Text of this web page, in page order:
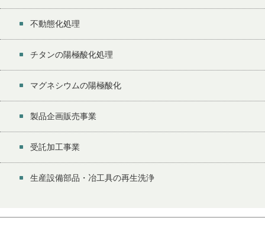
不動態化処理
チタンの陽極酸化処理
マグネシウムの陽極酸化
製品企画販売事業
受託加工事業
生産設備部品・冶工具の再生洗浄